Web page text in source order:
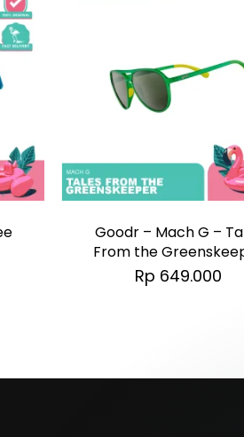
Goodr – Mach G –
From the
Rp 649.000